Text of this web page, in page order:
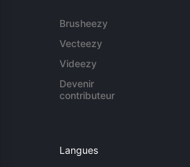
Brusheezy
Vecteezy
Videezy
Devenir
contributeur
Langues